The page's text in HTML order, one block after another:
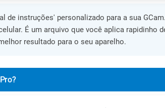
de instruções' personalizado para a sua
É um arquivo que você aplica rapidinho
resultado para o seu aparelho.